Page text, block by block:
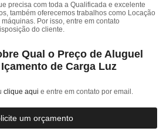
precisa com toda a Qualificada e excelente
também oferecemos trabalhos como Locação
Por isso, entre em contato
do cliente.
Qual o Preço de Aluguel
de Carga Luz
clique aqui e entre em contato por email.
um orçamento